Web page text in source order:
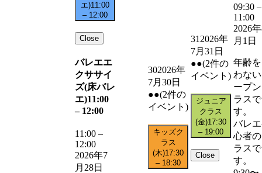
エ)11:00
– 12:00
Close
バレエエ
クササイ
ズ(床バレ
エ)11:00
– 12:00
11:00 –
12:00
2026年7
月28日
302026年
7月30日
●●(2件の
イベント)
キッズク
ラス
(木)17:30
– 18:30
31 2026年
7月31日
●●(2件の
イベント)
ジュニア
クラス
(金)17:30
– 19:00
Close
09:30 –
11:00
2026
月1日
年齢
わな
ープ
ラスで
す。
バレ
心者
ラスで
す。